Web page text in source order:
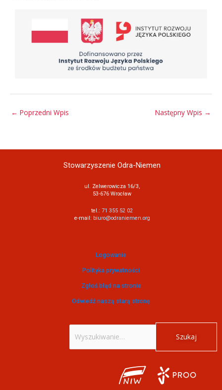
← Poprzedni Wpis Następny Wpis →
Stowarzyszenie Odra-Niemen
ul. Zelwerowicza 16/3,
53-676 Wrocław
tel.: 71 355 52 02
e-mail: biuro@odraniemen.org
Logowanie
Polityka prywatności
Zgłoś błąd na stronie
Odwiedź naszą starą stronę
Szukaj
dla: